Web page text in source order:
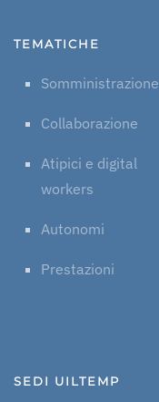
TEMATICHE
Somministrazione
Collaborazione
Atipici e digital
workers
Autonomi
Prestazioni
SEDI UILTEMP